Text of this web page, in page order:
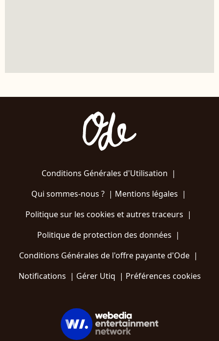
Conditions Générales d'Utilisation |
Qui sommes-nous ?| Mentions légales |
Politique sur les cookies et autres traceurs |
Politique de protection des données |
Conditions Générales de l'offre payante d'Ode |
Notifications | Gérer Utiq | Préférences cookies